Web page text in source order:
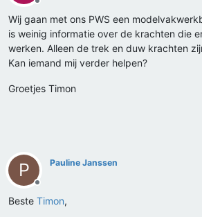
Offline
Wij gaan met ons PWS een
is weinig informatie over de krachten die
werken. Alleen de trek en duw krachten
Kan iemand mij verder helpen?
Groetjes Timon
P
Offline
Pauline Janssen
Beste Timon,